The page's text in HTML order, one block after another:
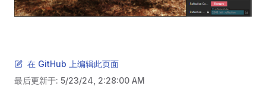
在 GitHub 上编辑此页面
最后更新于: 5/23/24, 2:28:00 AM